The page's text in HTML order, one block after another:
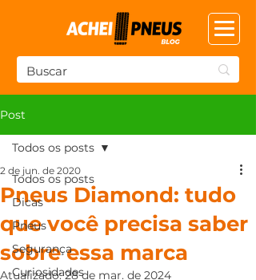
Post
Todos os posts
Dicas
Pneus
Segurança
Curiosidades
Todos os posts
Pneus Diamond: tudo
que você precisa saber
sobre essa marca
2 de jun. de 2020
Atualizado:28 de mar. de 2024